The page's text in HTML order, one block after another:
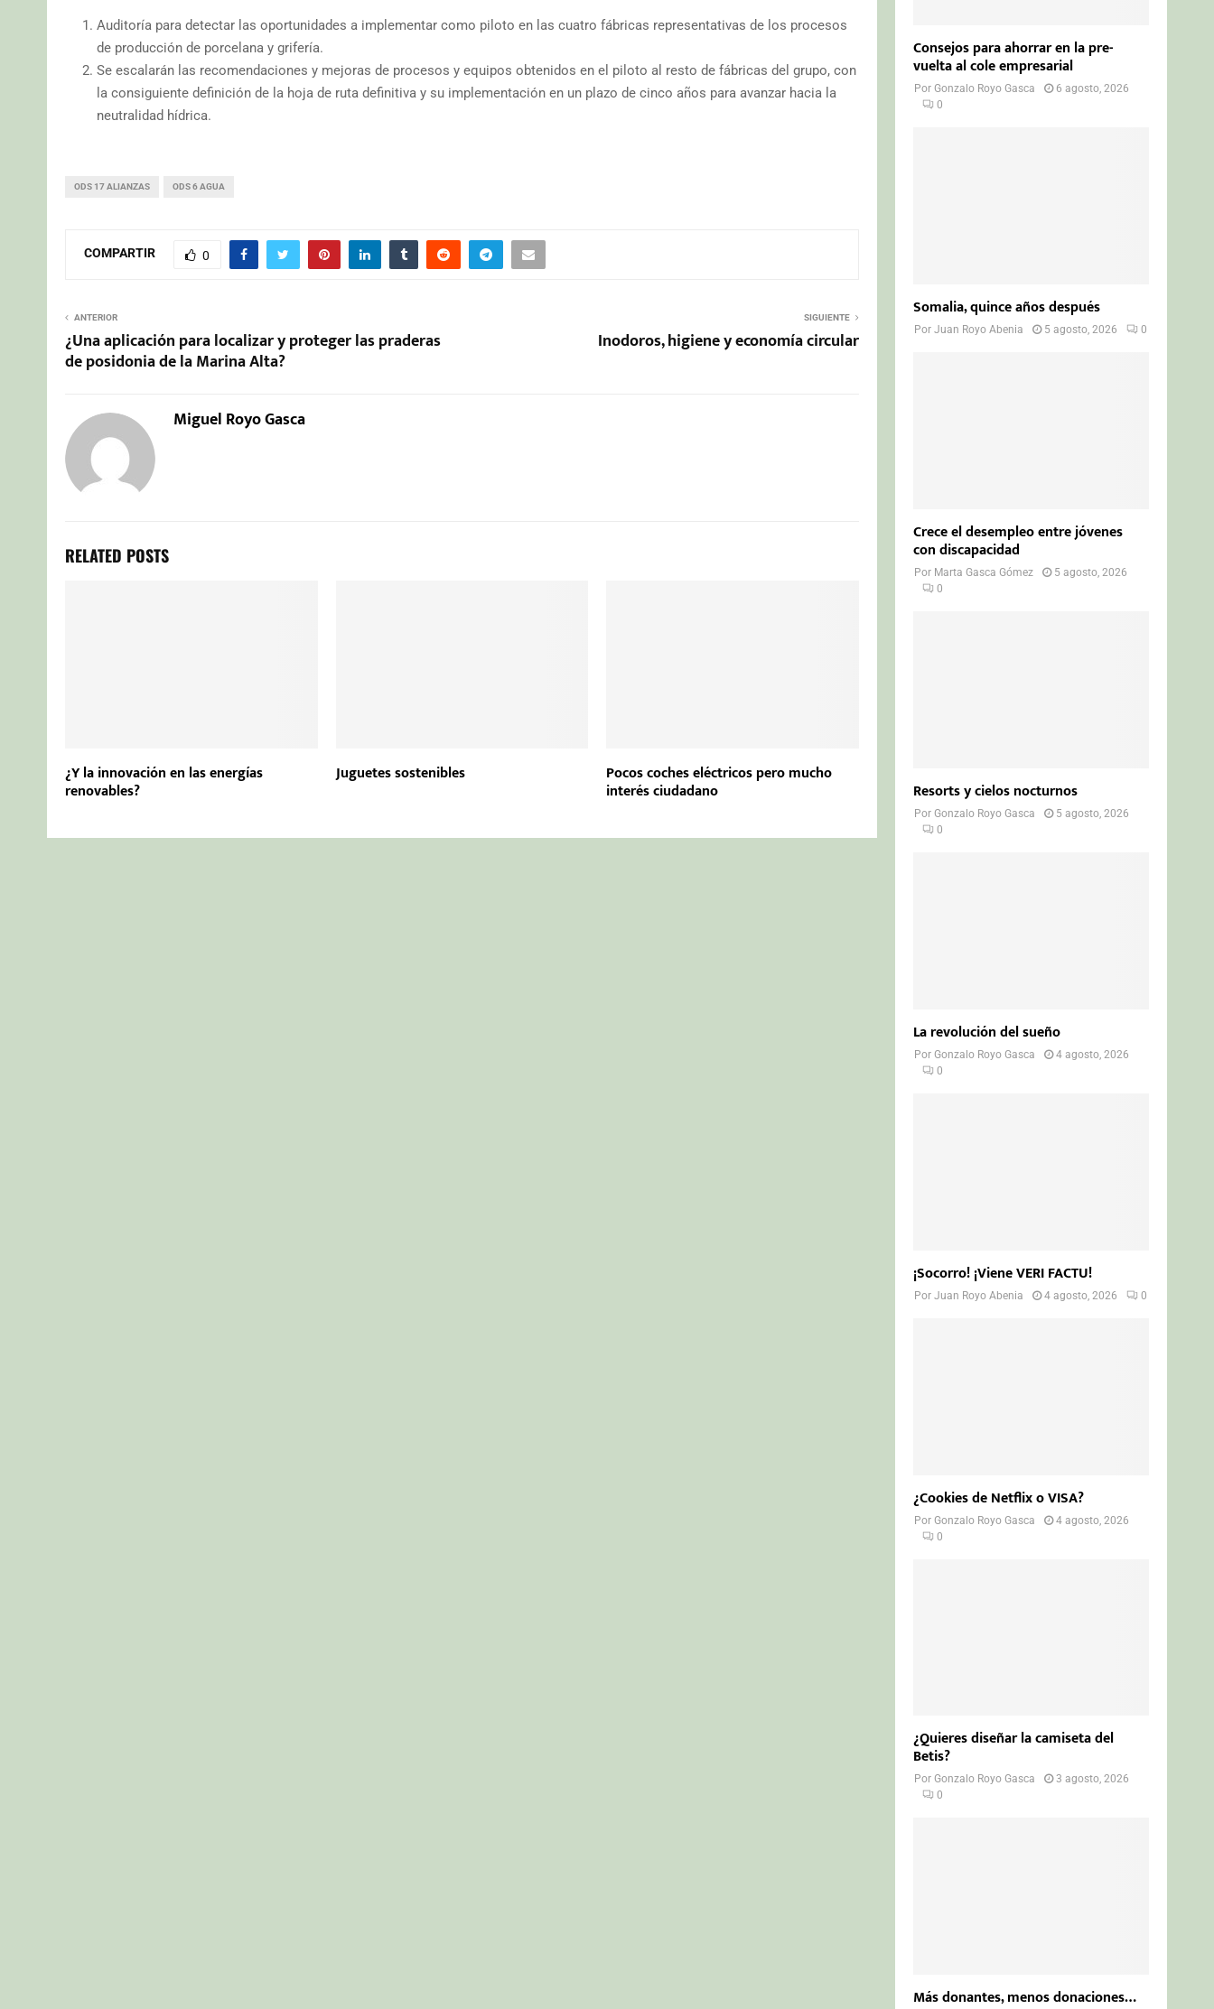
Auditoría para detectar las oportunidades a implementar como piloto en las cuatro fábricas representativas de los procesos
de producción de porcelana y grifería.
Se escalarán las recomendaciones y mejoras de procesos y equipos obtenidos en el piloto al resto de fábricas del grupo, con
la consiguiente definición de la hoja de ruta definitiva y su implementación en un plazo de cinco años para avanzar hacia la
neutralidad hídrica.
ODS 17 ALIANZAS ODS 6 AGUA
COMPARTIR 0
ANTERIOR
¿Una aplicación para localizar y proteger las praderas
de posidonia de la Marina Alta?
SIGUIENTE
Inodoros, higiene y economía circular
Miguel Royo Gasca
RELATED POSTS
¿Y la innovación en las energías
renovables?
Juguetes sostenibles Pocos coches eléctricos pero mucho
interés ciudadano
Consejos para ahorrar en la pre-
vuelta al cole empresarial
PorGonzalo Royo Gasca
6 agosto, 2026
0
Somalia, quince años después
PorJuan Royo Abenia 5 agosto, 2026 0
Crece el desempleo entre jóvenes
con discapacidad
Por Marta Gasca Gómez
5 agosto, 2026
0
Resorts y cielos nocturnos
PorGonzalo Royo Gasca
5 agosto, 2026
0
La revolución del sueño
PorGonzalo Royo Gasca
4 agosto, 2026
0
¡Socorro! ¡Viene VERI FACTU!
PorJuan Royo Abenia 4 agosto, 2026 0
¿Cookies de Netflix o VISA?
PorGonzalo Royo Gasca
4 agosto, 2026
0
¿Quieres diseñar la camiseta del
Betis?
PorGonzalo Royo Gasca
3 agosto, 2026
0
Más donantes, menos donaciones…